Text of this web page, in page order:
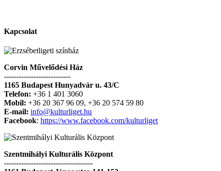
Kapcsolat
Corvin Művelődési Ház
---------------------------
1165 Budapest Hunyadvár u. 43/C
Telefon: +36 1 401 3060
Mobil: +36 20 367 96 09, +36 20 574 59 80
E-mail: info@kulturliget.hu
Facebook: https://www.facebook.com/kulturliget
Szentmihályi Kulturális Központ
------------------------------------